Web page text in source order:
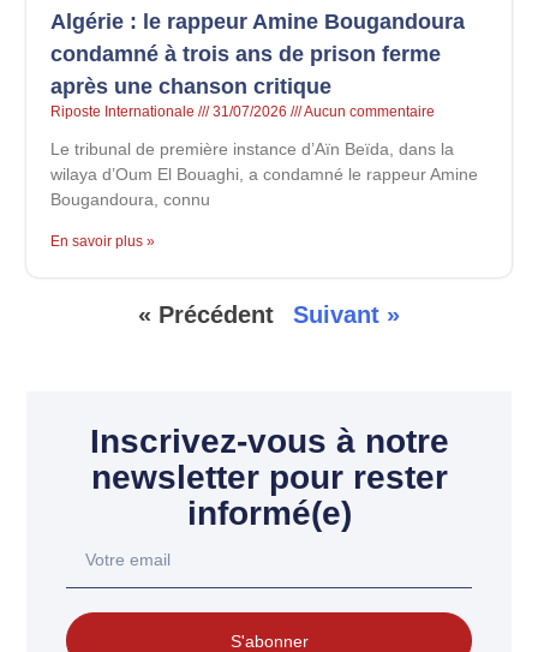
Algérie : le rappeur Amine Bougandoura
condamné à trois ans de prison ferme
après une chanson critique
Riposte Internationale 31/07/2026 Aucun commentaire
Le tribunal de première instance d’Aïn Beïda, dans la
wilaya d’Oum El Bouaghi, a condamné le rappeur Amine
Bougandoura, connu
En savoir plus »
« Précédent Suivant »
Inscrivez-vous à notre
newsletter pour rester
informé(e)
S'abonner